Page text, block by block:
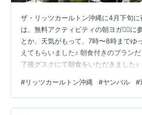
ザ・リッツカールトン沖縄に4月下旬
は、無料アクティビティの朝ヨガ🧘‍♀️に
とか、天気がもって、7時〜8時までゆ
えてもらいました♪ 朝食付きのプラン
了後グスクにて朝食をいただきました♪
て、美味しい朝食を！パンは半分わけ
妙だけど、ホテルの雰囲気は最高！ 今
ンの舞台ヤンバルをドライブ🚙します
#リッツカールトン沖縄 #ヤンバル #